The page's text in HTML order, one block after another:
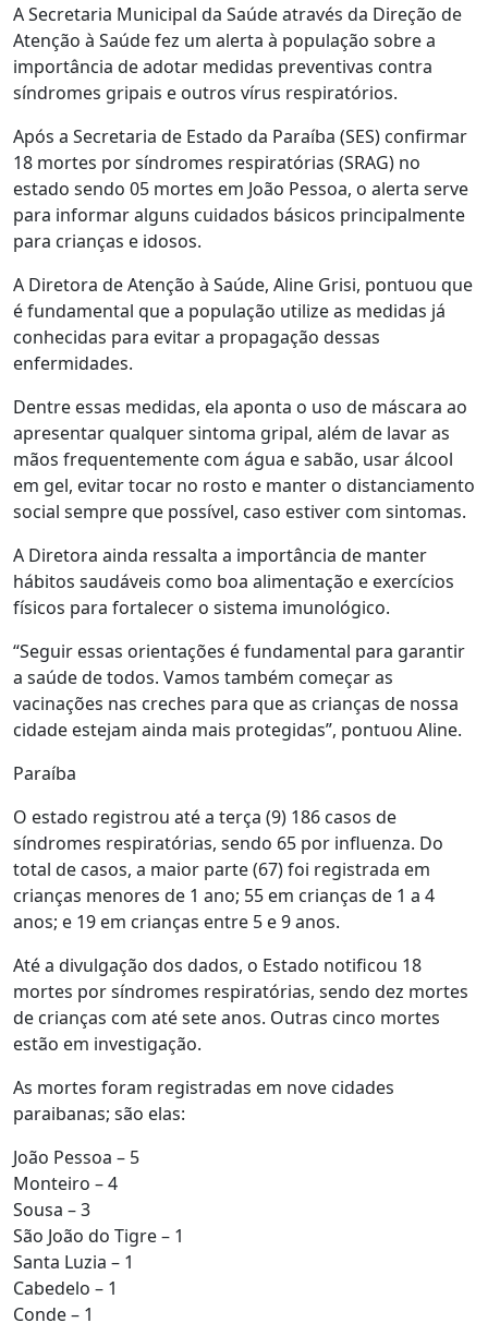
A Secretaria Municipal da Saúde através da Direção de
Atenção à Saúde fez um alerta à população sobre a
importância de adotar medidas preventivas contra
síndromes gripais e outros vírus respiratórios.
Após a Secretaria de Estado da Paraíba (SES) confirmar
18 mortes por síndromes respiratórias (SRAG) no
estado sendo 05 mortes em João Pessoa, o alerta serve
para informar alguns cuidados básicos principalmente
para crianças e idosos.
A Diretora de Atenção à Saúde, Aline Grisi, pontuou que
é fundamental que a população utilize as medidas já
conhecidas para evitar a propagação dessas
enfermidades.
Dentre essas medidas, ela aponta o uso de máscara ao
apresentar qualquer sintoma gripal, além de lavar as
mãos frequentemente com água e sabão, usar álcool
em gel, evitar tocar no rosto e manter o distanciamento
social sempre que possível, caso estiver com sintomas.
A Diretora ainda ressalta a importância de manter
hábitos saudáveis como boa alimentação e exercícios
físicos para fortalecer o sistema imunológico.
“Seguir essas orientações é fundamental para garantir
a saúde de todos. Vamos também começar as
vacinações nas creches para que as crianças de nossa
cidade estejam ainda mais protegidas”, pontuou Aline.
Paraíba
O estado registrou até a terça (9) 186 casos de
síndromes respiratórias, sendo 65 por influenza. Do
total de casos, a maior parte (67) foi registrada em
crianças menores de 1 ano; 55 em crianças de 1 a 4
anos; e 19 em crianças entre 5 e 9 anos.
Até a divulgação dos dados, o Estado notificou 18
mortes por síndromes respiratórias, sendo dez mortes
de crianças com até sete anos. Outras cinco mortes
estão em investigação.
As mortes foram registradas em nove cidades
paraibanas; são elas:
João Pessoa – 5
Monteiro – 4
Sousa – 3
São João do Tigre – 1
Santa Luzia – 1
Cabedelo – 1
Conde – 1